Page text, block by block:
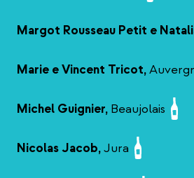
Margot Rousseau Petit e
Marie e Vincent Tricot,
Michel Guignier, Beaujolais
Nicolas Jacob,Jura